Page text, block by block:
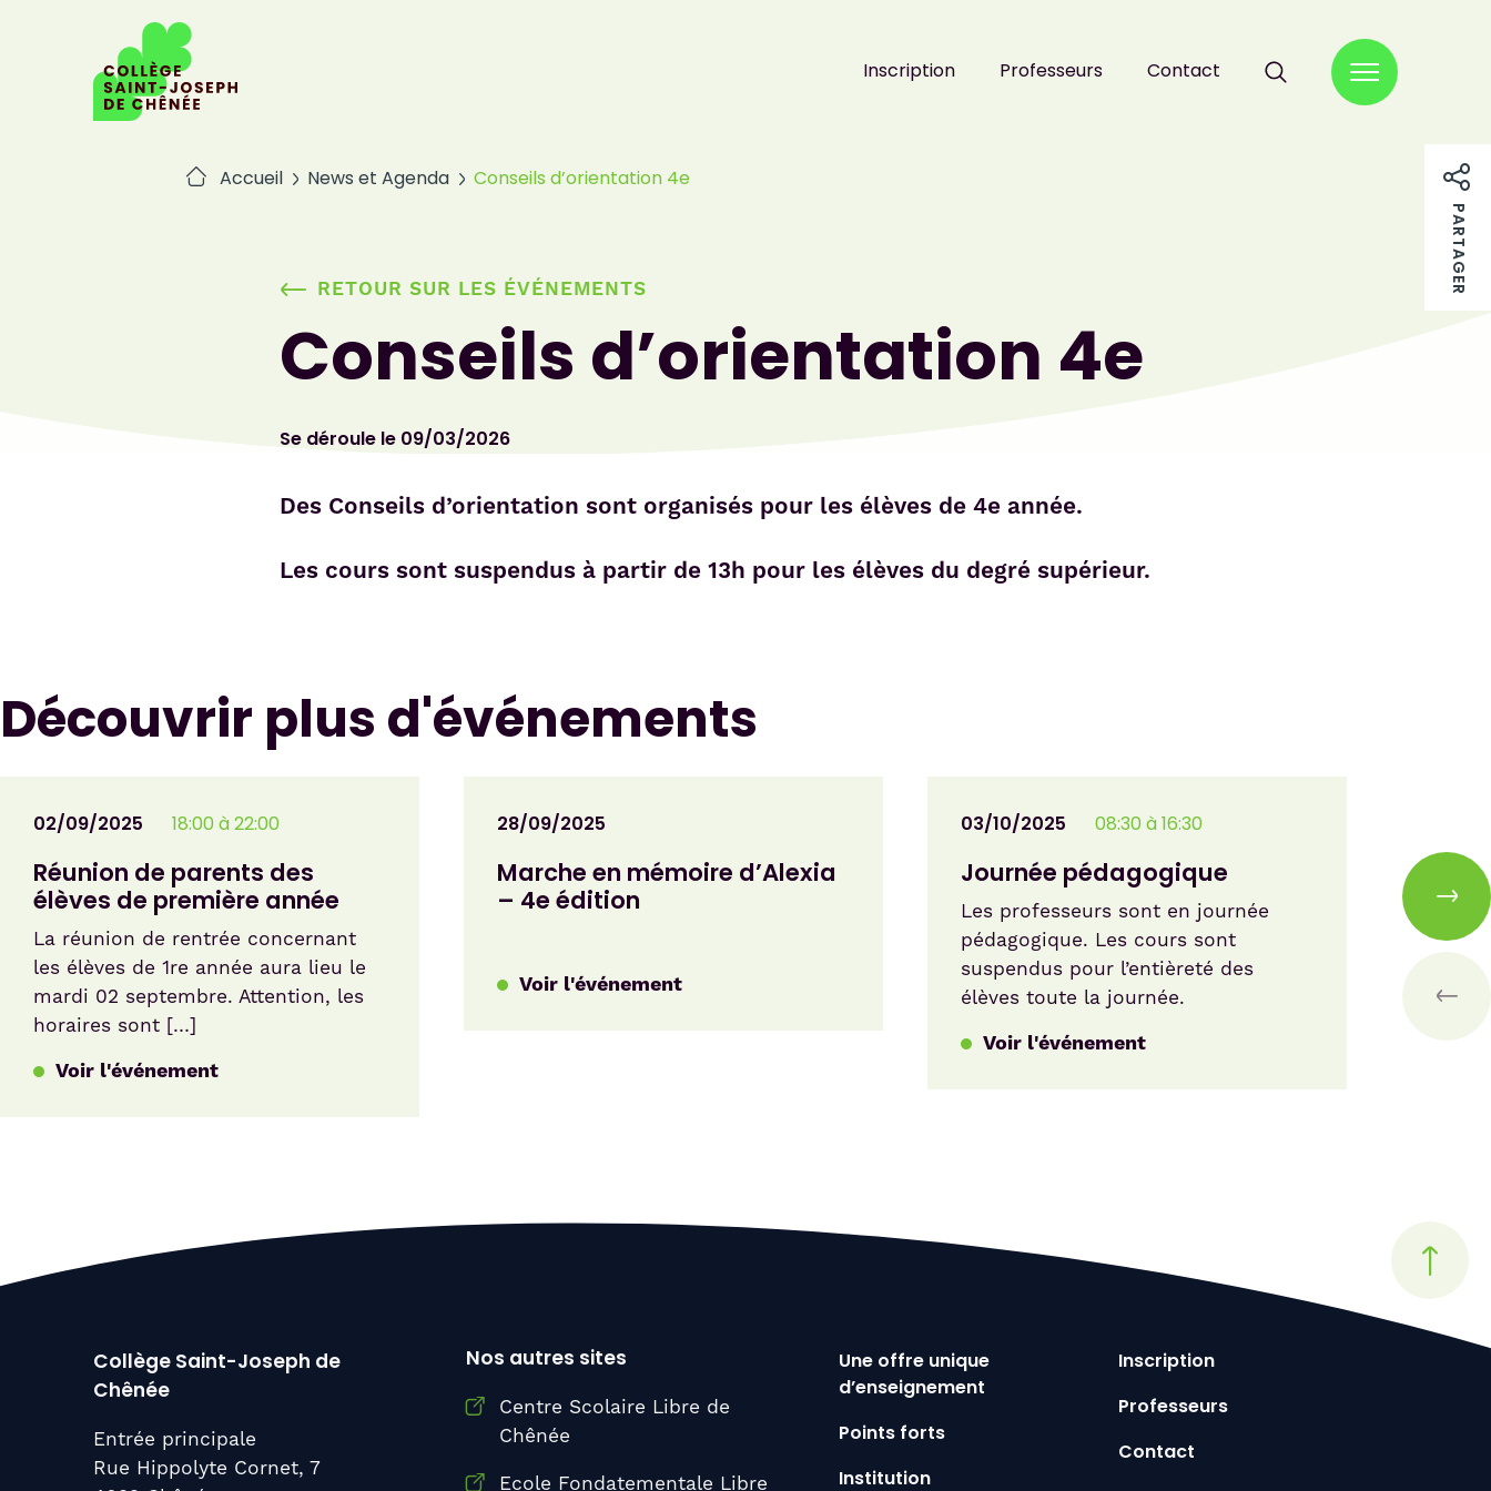
Inscription Professeurs Contact
RECHERCHER :
PARTAGER
Accueil News et Agenda Conseils d’orientation 4e
RETOUR SUR LES ÉVÉNEMENTS
Conseils d’orientation 4e
Se déroule le 09/03/2026
Des Conseils d’orientation sont organisés pour les élèves de 4e année.
Les cours sont suspendus à partir de 13h pour les élèves du degré supérieur.
Découvrir plus d'événements
02/09/2025 18:00 à 22:00
Réunion de parents des
élèves de première année
La réunion de rentrée concernant
les élèves de 1re année aura lieu le
mardi 02 septembre. Attention, les
horaires sont […]
Voir l'événement
28/09/2025
Marche en mémoire d’Alexia
– 4e édition
Voir l'événement
03/10/2025 08:30 à 16:30
Journée pédagogique
Les professeurs sont en journée
pédagogique. Les cours sont
suspendus pour l’entièreté des
élèves toute la journée.
Voir l'événement
cours
Collège Saint-Joseph de
Chênée
Entrée principale
Rue Hippolyte Cornet, 7
Nos autres sites
Centre Scolaire Libre de
Chênée
Ecole Fondatementale Libre
Une offre unique
d’enseignement
Points forts
Institution
Inscription
Professeurs
Contact